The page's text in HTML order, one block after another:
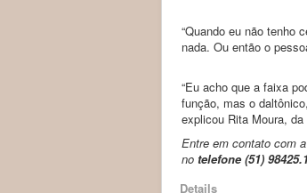
“Quando eu não tenho
nada. Ou então o
“Eu acho que a faixa
função, mas o
explicou Rita Moura,
Entre em contato com a
no telefone (51)
Details